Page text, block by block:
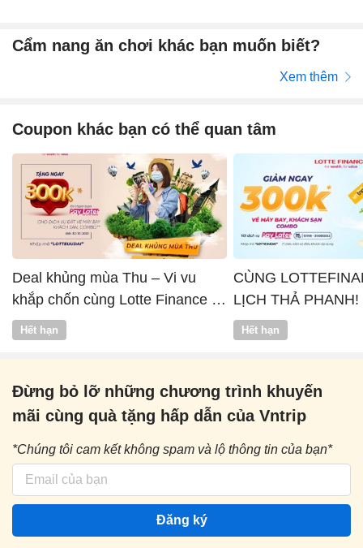
Cẩm nang ăn chơi khác bạn muốn biết?
Xem thêm
Coupon khác bạn có thể quan tâm
Deal khủng mùa Thu – Vi vu
khắp chốn cùng Lotte Finance x
Vntrip
Hết hạn
CÙNG
LỊCH THẢ PHANH!
Hết hạn
Đừng bỏ lỡ những chương trình khuyến
mãi cùng quà tặng hấp dẫn của Vntrip
*Chúng tôi cam kết không spam và lộ thông tin của bạn*
Đăng ký